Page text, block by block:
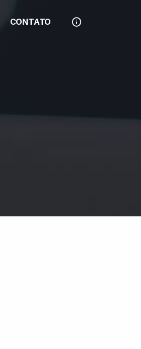
CONTATO